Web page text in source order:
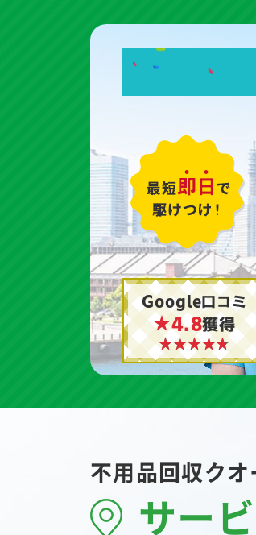
Google口コミ
★4.8獲得
不用品回収ク
サー